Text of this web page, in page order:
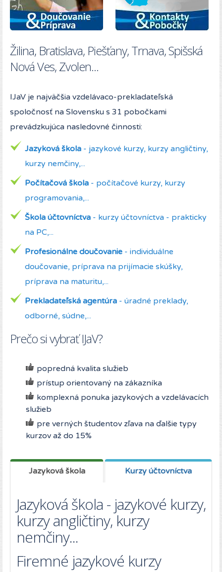
Žilina, Bratislava, Piešťany, Trnava, Spišská
Nová Ves, Zvolen...
IJaV je najväčšia vzdelávaco-prekladateľská
spoločnosť na Slovensku s 31 pobočkami
prevádzkujúca nasledovné činnosti:
Jazyková škola - jazykové kurzy, kurzy angličtiny,
kurzy nemčiny,...
Počítačová škola - počítačové kurzy, kurzy
programovania,...
Škola účtovníctva - kurzy účtovníctva - prakticky
na PC,...
Profesionálne doučovanie - individuálne
doučovanie, príprava na prijímacie skúšky,
príprava na maturitu,...
Prekladateľská agentúra - úradné preklady,
odborné, súdne,...
Prečo si vybrať IJaV?
popredná kvalita služieb
prístup orientovaný na zákazníka
komplexná ponuka jazykových a vzdelávacích
služieb
pre verných študentov zľava na ďalšie typy
kurzov až do 15%
Jazyková škola Kurzy účtovníctva
Jazyková škola - jazykové kurzy,
kurzy angličtiny, kurzy
nemčiny...
Firemné jazykové kurzy